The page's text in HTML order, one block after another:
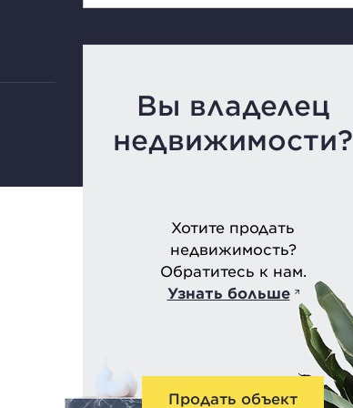
Вы владелец
недвижимости?
Хотите продать
недвижимость?
Обратитесь к нам.
Узнать больше
Продать объект